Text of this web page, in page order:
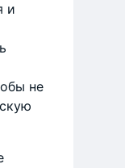
и
не